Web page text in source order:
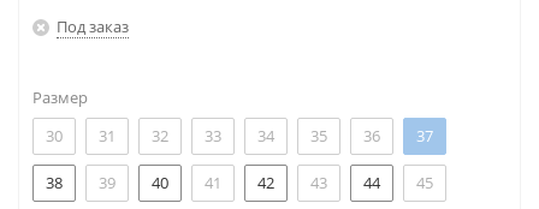
Под заказ
Размер
30
31 32 33 34 35 36 37
38 39 40 41 42 43 44 45